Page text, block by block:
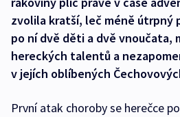
zvolila kratší, leč méně útrpný
po ní dvě děti a dvě vnoučata,
hereckých talentů a
v jejích oblíbených
První atak choroby se herečce